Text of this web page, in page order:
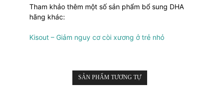
Tham khảo thêm một số sản phẩm bổ sung DHA
hãng khác:
Kisout – Giảm nguy cơ còi xương ở trẻ nhỏ
SẢN PHẨM TƯƠNG TỰ